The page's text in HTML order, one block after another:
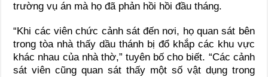
trường vụ án mà họ đã phản hồi hồi đầu tháng.
“Khi các viên chức cảnh sát đến nơi, họ quan sát bên
trong tòa nhà thấy dầu thánh bị đổ khắp các khu vực
khác nhau của nhà thờ,” tuyên bố cho biết. “Các cảnh
sát viên cũng quan sát thấy một số vật dụng trong